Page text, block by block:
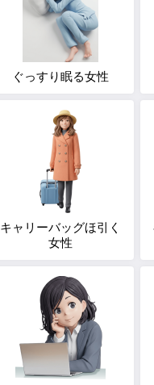
ぐっすり眠る女性
キャリーバッグほ引く
女性